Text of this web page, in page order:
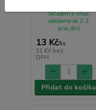
13 Kč/ks
11 Kč bez
DPH
Skladem e-shop,
odešleme do 2-3
prac.dnů
Přidat do košíku